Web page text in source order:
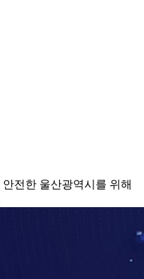
전한 울산광역시를 위해